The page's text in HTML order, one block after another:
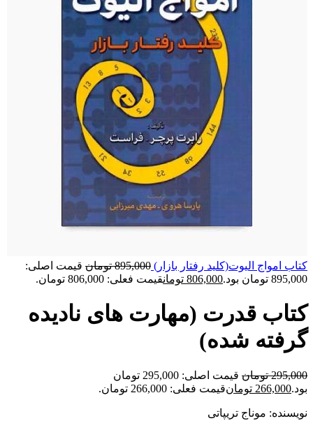
کتاب امواج الیوت(کلید رفتار بازار) 895,000 تومان قیمت اصلی:
895,000 تومان بود.
806,000 تومانقیمت فعلی: 806,000 تومان.
کتاب قدرت (مهارت های نادیده
گرفته شده)
295,000 تومان
قیمت اصلی: 295,000 تومان
بود.266,000 تومانقیمت فعلی: 266,000 تومان.
نویسنده: موناج تریپاتی